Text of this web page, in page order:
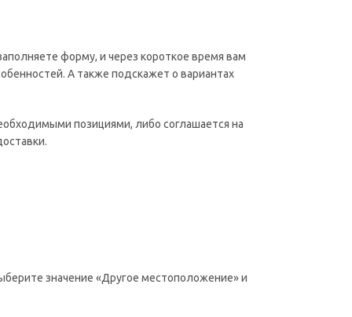
форму, и через короткое время вам
А также подскажет о вариантах
позициями, либо соглашается на
значение «Другое местоположение» и